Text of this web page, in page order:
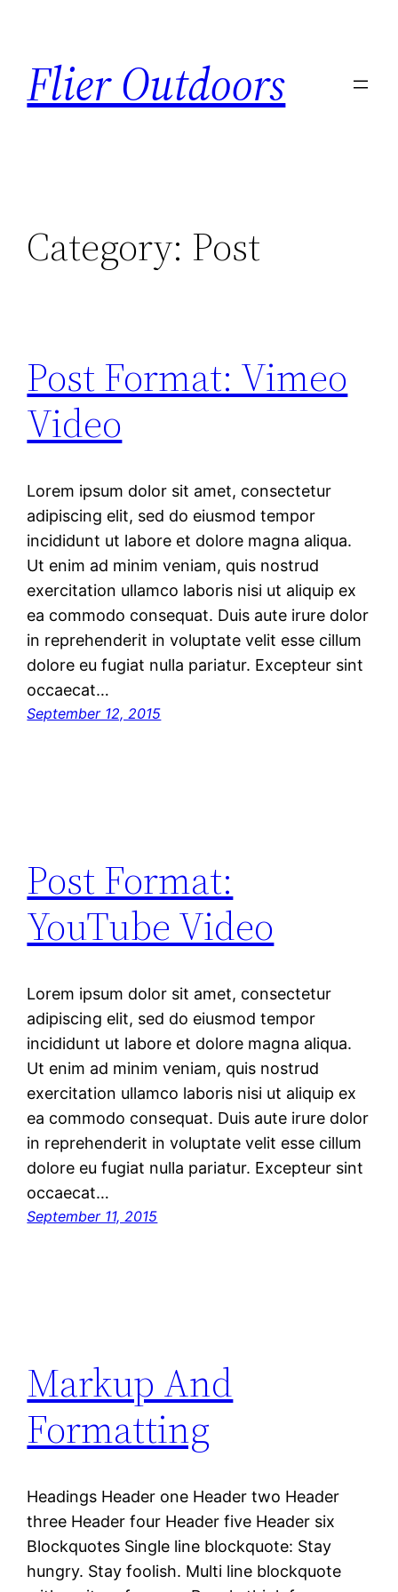
Flier Outdoors
Category: Post
Post Format: Vimeo
Video
Lorem ipsum dolor sit amet, consectetur
adipiscing elit, sed do eiusmod tempor
incididunt ut labore et dolore magna aliqua.
Ut enim ad minim veniam, quis nostrud
exercitation ullamco laboris nisi ut aliquip ex
ea commodo consequat. Duis aute irure dolor
in reprehenderit in voluptate velit esse cillum
dolore eu fugiat nulla pariatur. Excepteur sint
occaecat…
September 12, 2015
Post Format:
YouTube Video
Lorem ipsum dolor sit amet, consectetur
adipiscing elit, sed do eiusmod tempor
incididunt ut labore et dolore magna aliqua.
Ut enim ad minim veniam, quis nostrud
exercitation ullamco laboris nisi ut aliquip ex
ea commodo consequat. Duis aute irure dolor
in reprehenderit in voluptate velit esse cillum
dolore eu fugiat nulla pariatur. Excepteur sint
occaecat…
September 11, 2015
Markup And
Formatting
Headings Header one Header two Header
three Header four Header five Header six
Blockquotes Single line blockquote: Stay
hungry. Stay foolish. Multi line blockquote